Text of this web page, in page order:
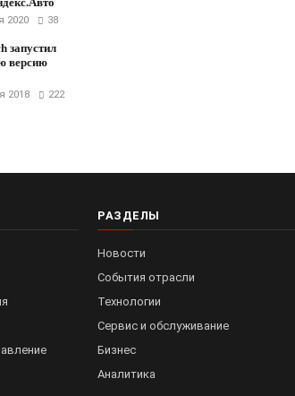
2020 38
запуcтил
версию
2018 222
РАЗДЕЛЫ
Новости
События отрасли
Технологии
Сервис и обслуживание
Бизнес
Аналитика